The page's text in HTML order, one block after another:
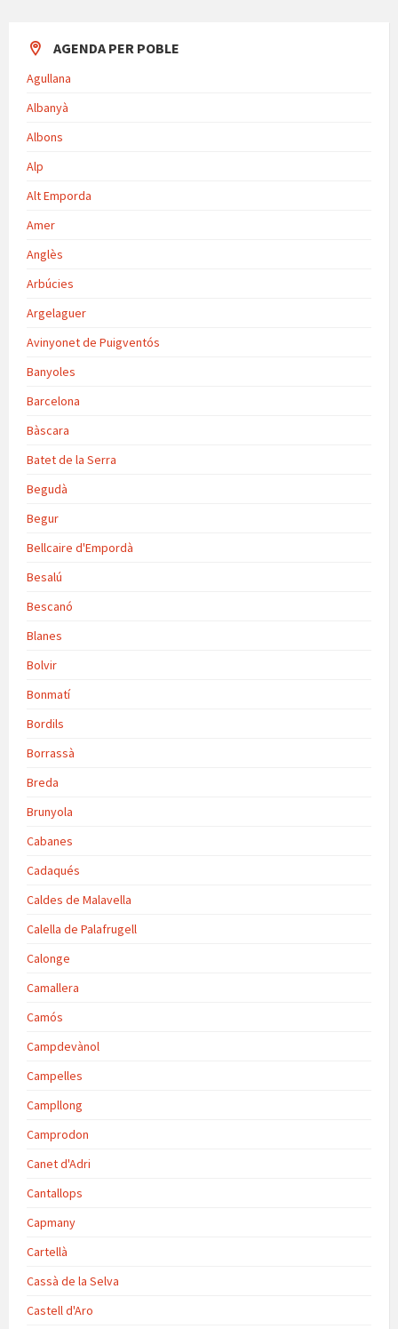
AGENDA PER POBLE
Agullana
Albanyà
Albons
Alp
Alt Emporda
Amer
Anglès
Arbúcies
Argelaguer
Avinyonet de Puigventós
Banyoles
Barcelona
Bàscara
Batet de la Serra
Begudà
Begur
Bellcaire d'Empordà
Besalú
Bescanó
Blanes
Bolvir
Bonmatí
Bordils
Borrassà
Breda
Brunyola
Cabanes
Cadaqués
Caldes de Malavella
Calella de Palafrugell
Calonge
Camallera
Camós
Campdevànol
Campelles
Campllong
Camprodon
Canet d'Adri
Cantallops
Capmany
Cartellà
Cassà de la Selva
Castell d'Aro